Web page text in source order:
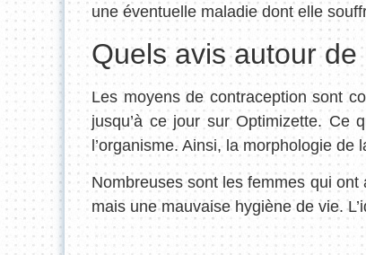
une éventuelle maladie dont elle
Quels avis autour
Les moyens de contraception sont
jusqu’à ce jour sur Optimizette. Ce
l’organisme. Ainsi, la morphologie
Nombreuses sont les femmes qui ont
mais une mauvaise hygiène de vie.